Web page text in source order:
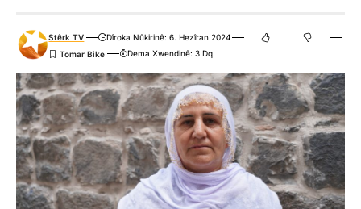
Stêrk TV
Dîroka Nûkirinê: 6. Hezîran 2024
Dema Xwendinê: 3 Dq.